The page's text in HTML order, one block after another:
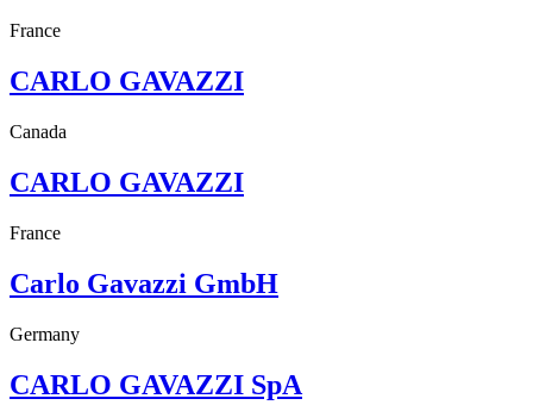
France
CARLO GAVAZZI
Canada
CARLO GAVAZZI
France
Carlo Gavazzi GmbH
Germany
CARLO GAVAZZI SpA